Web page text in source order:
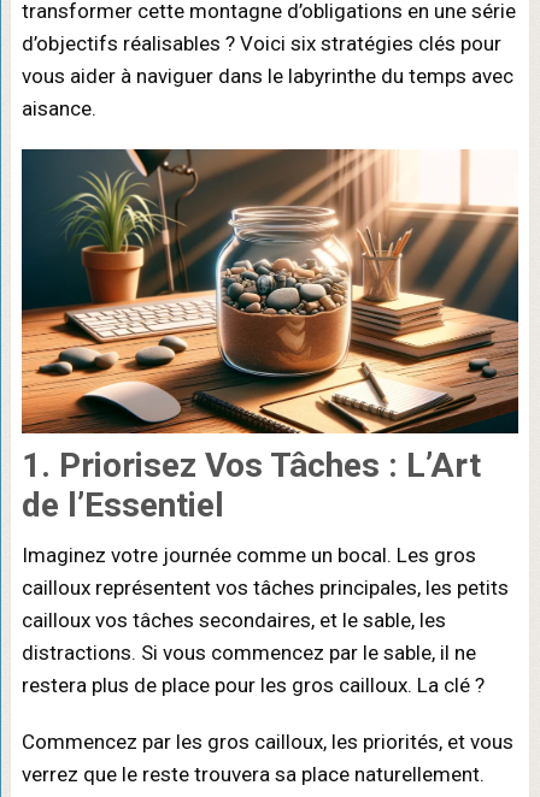
transformer cette montagne d’obligations en une série
d’objectifs réalisables ? Voici six stratégies clés pour
vous aider à naviguer dans le labyrinthe du temps avec
aisance.
1. Priorisez Vos Tâches : L’Art
de l’Essentiel
Imaginez votre journée comme un bocal. Les gros
cailloux représentent vos tâches principales, les petits
cailloux vos tâches secondaires, et le sable, les
distractions. Si vous commencez par le sable, il ne
restera plus de place pour les gros cailloux. La clé ?
Commencez par les gros cailloux, les priorités, et vous
verrez que le reste trouvera sa place naturellement.